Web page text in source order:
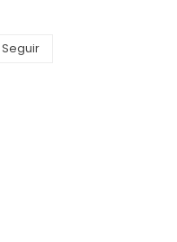
Seguir